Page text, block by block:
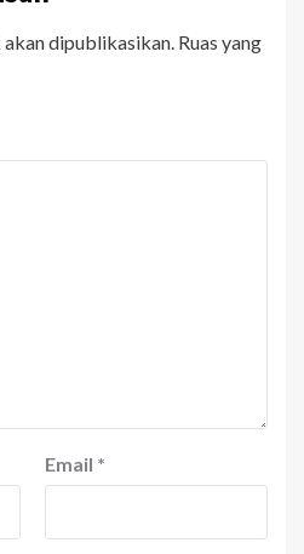
dipublikasikan. Ruas yang
Email *